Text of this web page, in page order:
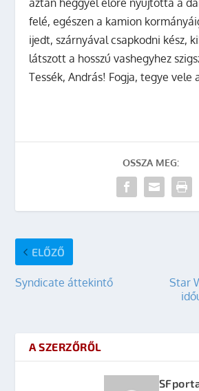
aztán heggyel előre nyújtotta a
felé, egészen a kamion
ijedt, szárnyával csapkodni kész,
látszott a hosszú vashegyhez
Tessék, András! Fogja, tegye vele
OSSZA MEG:
ELŐZŐ
Syndicate áttekintő
Star
A SZERZŐRŐL